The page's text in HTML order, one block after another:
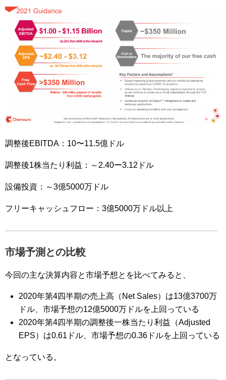
調整後EBITDA：10〜11.5億ドル
調整後1株当たり利益：～2.40ー3.12ドル
設備投資：～3億5000万ドル
フリーキャッシュフロー：3億5000万ドル以上
市場予測との比較
今回の主な決算内容と市場予想とを比べてみると、
2020年第4四半期の売上高（ Net Sales）は13億3700万
ドル 、市場予想の12億5000万ドルを上回っている
2020年第4四半期の調整後一株当たり利益（Adjusted
EPS）は0.61 ドル 、市場予想の0.36ドルを上回っている
となっている。